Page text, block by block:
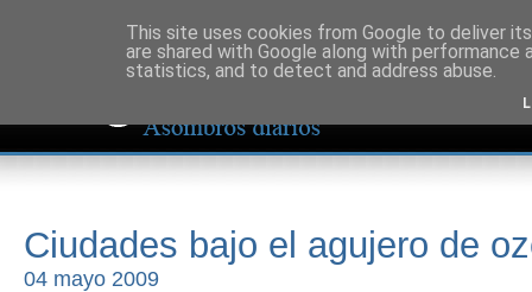
Ciudades bajo el agujero de
04 mayo 2009
This site uses cookies from Google to deliver
are shared with Google along with
statistics, and to detect and address abuse.